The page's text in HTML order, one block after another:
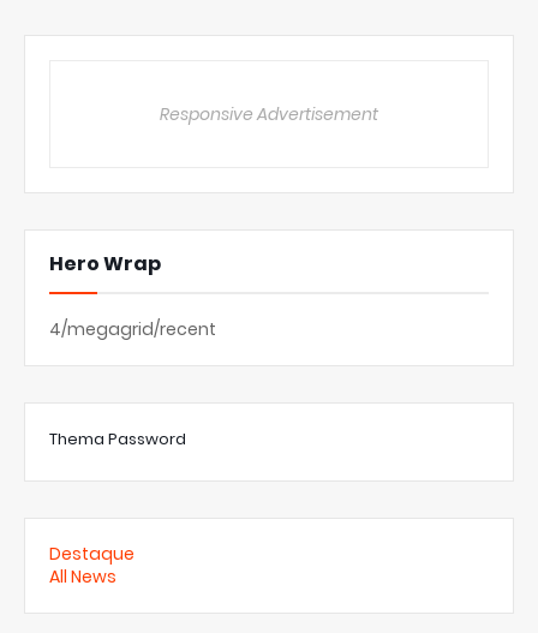
Responsive Advertisement
Hero Wrap
4/megagrid/recent
Thema Password
Destaque
All News